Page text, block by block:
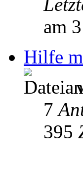
am
Hilfe
7
395